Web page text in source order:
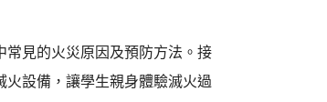
常見的火災原因及預防方法。接
設備，讓學生親身體驗滅火過